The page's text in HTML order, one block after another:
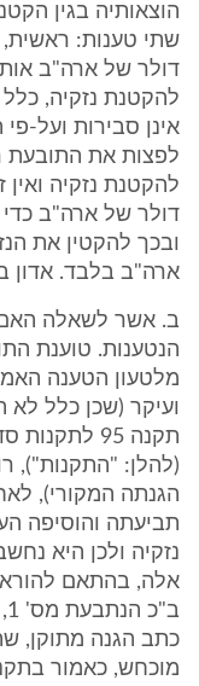
דולר של ארה"ב
להקטנת נזקיה, כלל
לפצות את התובעת
ארה"ב בלבד. אדון
ב. אשר לשאלה האם
מלטעון הטענה
ועיקר (שכן כלל לא
(להלן: "התקנות"),
הגנתה המקורי),
תביעתה והוסיפה
נזקיה ולכן היא
כתב הגנה מתוקן,